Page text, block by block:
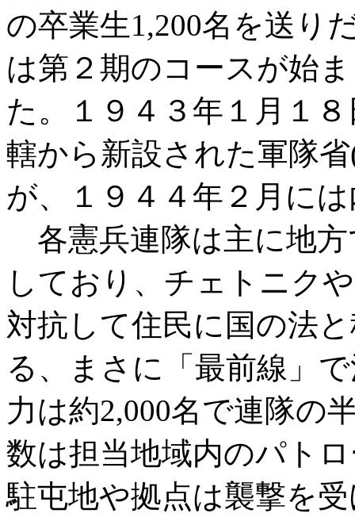
の卒業生1,200名を送り
は第２期のコースが始
た。１９４３年１月１
轄から新設された軍隊
が、１９４４年２月に
各憲兵連隊は主に地
しており、チェトニク
対抗して住民に国の法
る、まさに「最前線」
力は約2,000名で連隊の
数は担当地域内のパト
駐屯地や拠点は襲撃を